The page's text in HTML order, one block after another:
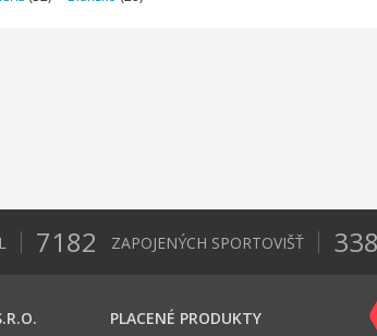
7182 ZAPOJENÝCH SPORTOVIŠŤ
PLACENÉ PRODUKTY